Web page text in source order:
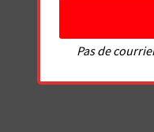
Pas de